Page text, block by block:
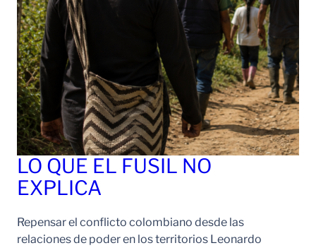
LO QUE EL FUSIL NO
EXPLICA
Repensar el conflicto colombiano desde las
relaciones de poder en los territorios Leonardo